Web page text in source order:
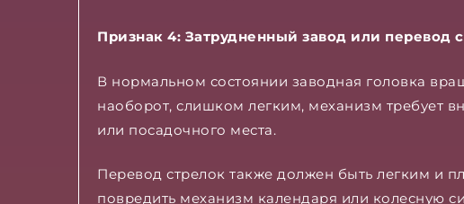
Признак 4: Затрудненный завод или перевод
В нормальном состоянии заводная головка
наоборот, слишком легким, механизм требует
или посадочного места.
Перевод стрелок также должен быть легким и
повредить механизм календаря или колесную